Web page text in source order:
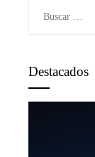
Destacados